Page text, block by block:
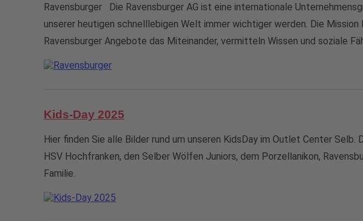
Ravensburger Die Ravensburger AG ist eine internationale
unserer heutigen schnelllebigen Welt immer wichtiger werden. Die
Ravensburger Angebote das Miteinander, vermitteln Wissen und soziale
Kids-Day 2025
Hier finden Sie alle Bilder rund um unseren KidsDay im Outlet Center
HSV Hochfranken, den Selber Wölfen Juniors, dem Porzellanikon,
Familie.